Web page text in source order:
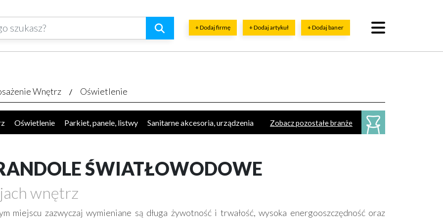
+ Dodaj firmę + Dodaj artykuł + Dodaj baner
Wnętrz Oświetlenie
Zobacz pozostałe branże
Oświetlenie Parkiet, panele, listwy
Sanitarne akcesoria, urządzenia
ŚWIATŁOWODOWE
wnętrz
miejscu zazwyczaj wymieniane są długa żywotność i trwałość, wysoka energooszczędność oraz